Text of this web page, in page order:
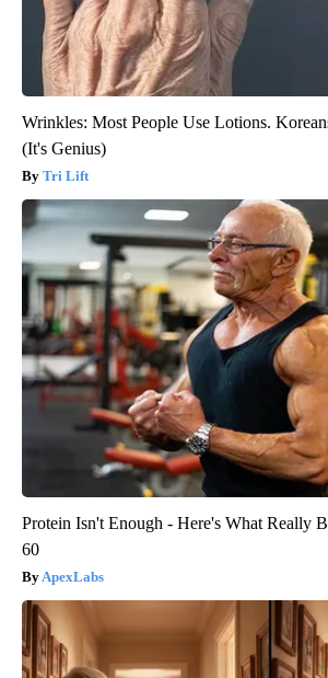
Wrinkles: Most People Use Lotions.
(It's Genius)
Tri Lift
Protein Isn't Enough - Here's What Really
60
ApexLabs